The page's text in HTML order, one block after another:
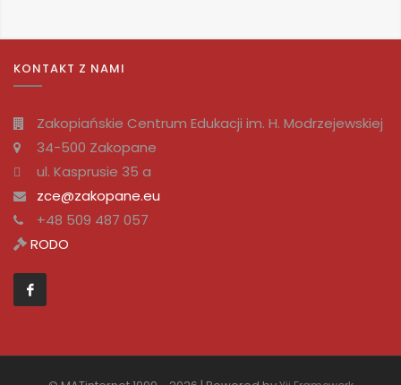
KONTAKT Z NAMI
Zakopiańskie Centrum Edukacji im. H. Modrzejewskiej
34-500 Zakopane
ul. Kasprusie 35 a
zce@zakopane.eu
+48 509 487 057
RODO